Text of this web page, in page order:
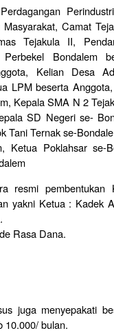
Camat
Tejakula II,
Bondalem
Kelian Desa
LPM beserta
Kepala SMA N 2
SD Negeri se-
Tani Ternak se-
Ketua Poklahsar se-
resmi
yakni Ketua : Kadek
Rasa Dana.
juga menyepakati
10.000/ bulan.